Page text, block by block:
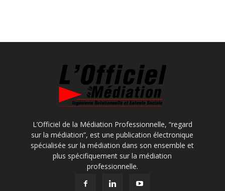
L’Officiel de la Médiation Professionnelle, “regard
sur la médiation”, est une publication électronique
spécialisée sur la médiation dans son ensemble et
plus spécifiquement sur la médiation
professionnelle.